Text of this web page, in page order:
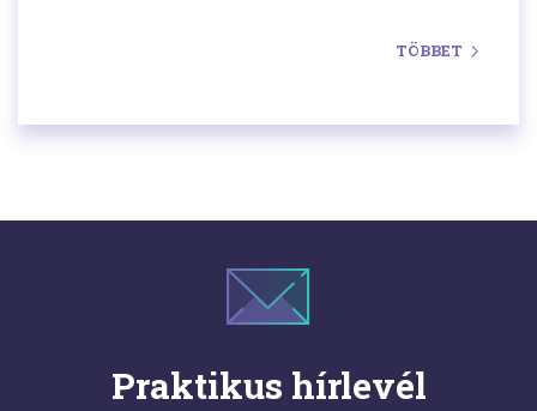
amelyekkel a webáruházak a terjeszkedés során
vállalkozók által leggyakrabban elkövetett hibákkal
TÖBBET
Praktikus hírlevél